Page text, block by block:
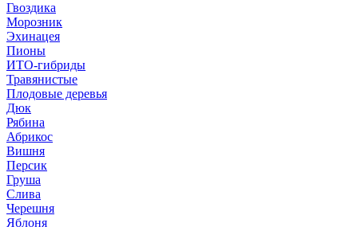
Гвоздика
Морозник
Эхинацея
Пионы
ИТО-гибриды
Травянистые
Плодовые деревья
Дюк
Рябина
Абрикос
Вишня
Персик
Груша
Слива
Черешня
Яблоня